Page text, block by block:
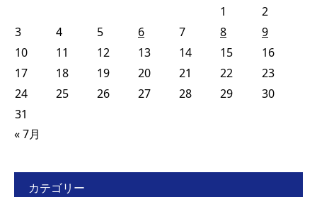
1
2
3
4 5 6 7 8
9
10
11 12 13 14 15
16
17
18 19 20 21 22
23
24
25 26 27 28 29
30
31
« 7月
カテゴリー